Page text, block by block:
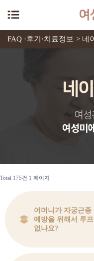
FAQ ·후기·치료정보 > 네
Total 175건 1 페이지
어머니가 자궁근종
예방을 위해서 루
없나요?